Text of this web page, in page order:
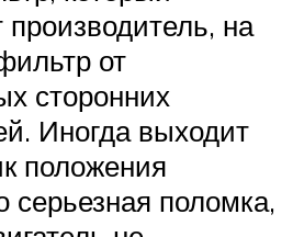
производитель, на
от
сторонних
Иногда выходит
положения
серьезная поломка,